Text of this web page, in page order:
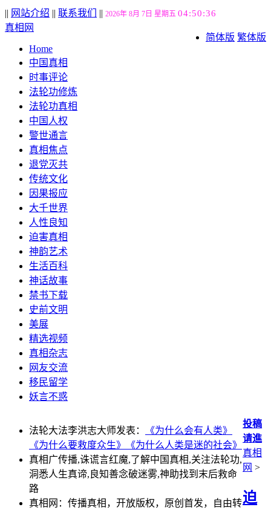
|| 网站介绍 || 联系我们 || 2026年 8月 7日 星期五 04:50:37
简体版 繁体版
真相网
Home
中国真相
时事评论
法轮功修炼
法轮功真相
中国人权
警世通言
真相焦点
退党灭共
传统文化
因果报应
大千世界
人性良知
迫害真相
神韵艺术
生活百科
神话故事
禁书下载
史前文明
美展
精选视频
真相杂志
网友交流
移民留学
妖言不惑
法轮大法李洪志大师发表：
《为什么会有人类》
《为什么要救度众生》
《为什么人类是迷的社会》
真相广传播,诛谎言红魔,了解中国真相,关注法轮功,
洞悉人生真谛,良知善念破迷雾,神助找到末后救命
路
真相网：传播真相，开放版权，原创首发，自由转
投稿
请進
真相
网 >
迫